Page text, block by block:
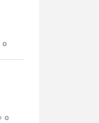
0
0